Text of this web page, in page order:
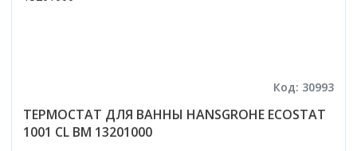
Код: 30993
ТЕРМОСТАТ ДЛЯ ВАННЫ HANSGROHE ECOSTAT
1001 CL ВМ 13201000